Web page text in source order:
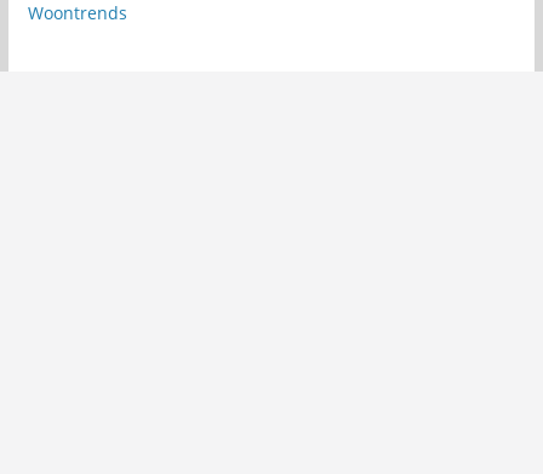
Woontrends